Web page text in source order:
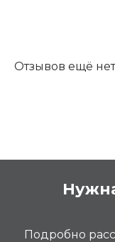
Отзывов ещё
Подробно